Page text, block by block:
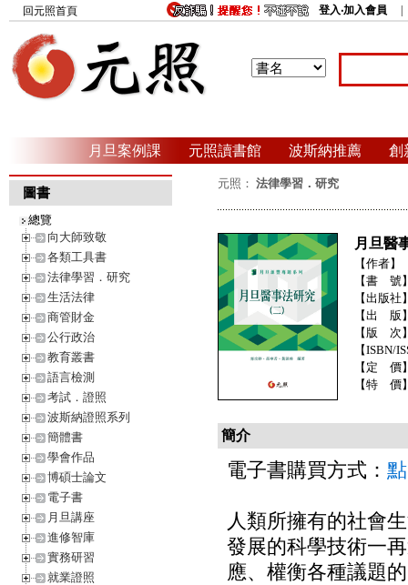
回元照首頁 登入‧加入會員
月旦案例課 元照讀書館 波斯納推薦 創
圖書
總覽
向大師致敬
各類工具書
法律學習．研究
生活法律
商管財金
公行政治
教育叢書
語言檢測
考試．證照
波斯納證照系列
簡體書
學會作品
博碩士論文
電子書
月旦講座
進修智庫
實務研習
就業證照
元照： 法律學習．研究
月旦醫
【作者】
【書 號
【出版社
【出 版
【版 次
【ISBN/
【定 價
【特 價
簡介
電子書購買方式：
人類所擁有的社會
發展的科學技術一
應、權衡各種議題